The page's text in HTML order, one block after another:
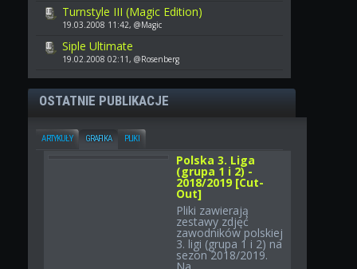
Turnstyle III (Magic Edition)
19.03.2008 11:42, @Magic
Siple Ultimate
19.02.2008 02:11, @Rosenberg
OSTATNIE PUBLIKACJE
ARTYKUŁY GRAFIKA PLIKI
Polska 3. Liga
(grupa 1 i 2) -
2018/2019 [Cut-
Out]
Pliki zawierają
zestawy zdjęć
zawodników polskiej
3. ligi (grupa 1 i 2) na
sezon 2018/2019.